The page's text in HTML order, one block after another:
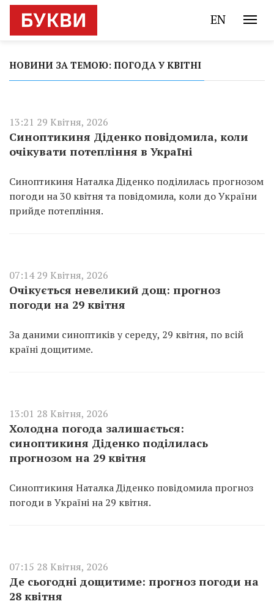
EN
НОВИНИ ЗА ТЕМОЮ: ПОГОДА У КВІТНІ
13:21 29 Квітня, 2026
Синоптикиня Діденко повідомила, коли
очікувати потепління в Україні
Синоптикиня Наталка Діденко поділилась прогнозом
погоди на 30 квітня та повідомила, коли до України
прийде потепління.
07:14 29 Квітня, 2026
Очікується невеликий дощ: прогноз
погоди на 29 квітня
За даними синоптиків у середу, 29 квітня, по всій
країні дощитиме.
13:01 28 Квітня, 2026
Холодна погода залишається:
синоптикиня Діденко поділилась
прогнозом на 29 квітня
Синоптикиня Наталка Діденко повідомила прогноз
погоди в Україні на 29 квітня.
07:15 28 Квітня, 2026
Де сьогодні дощитиме: прогноз погоди на
28 квітня